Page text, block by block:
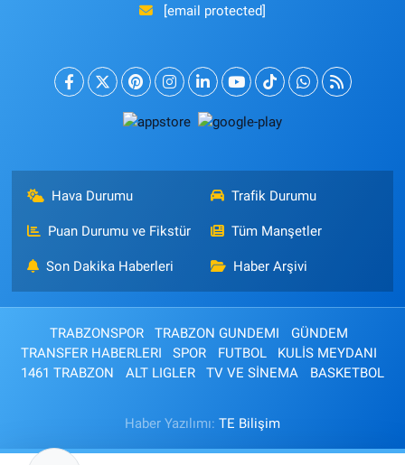
[email protected]
Hava Durumu Trafik Durumu
Puan Durumu ve Fikstür Tüm Manşetler
Son Dakika Haberleri Haber Arşivi
TRABZONSPOR TRABZON GUNDEMI
GÜNDEM
TRANSFER HABERLERI
SPOR FUTBOL
KULİS MEYDANI
1461 TRABZON
ALT LIGLER TV VE SİNEMA BASKETBOL
Haber Yazılımı: TE Bilişim